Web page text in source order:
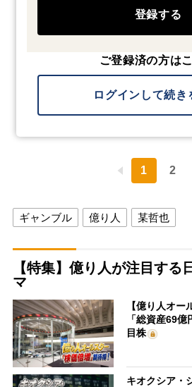
登録する
ご登録済の方は
ログインして続き
1 2
ギャンブル 億り人 某哲也
【特集】億り人が注目する
マ
【億り人オー
「総資産69
目株
キオクシア・